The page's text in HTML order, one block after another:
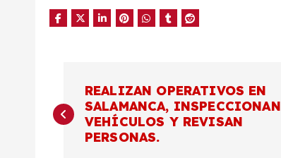
a
REALIZAN OPERATIVOS EN
SALAMANCA, INSPECCIONAN
VEHÍCULOS Y REVISAN
PERSONAS.